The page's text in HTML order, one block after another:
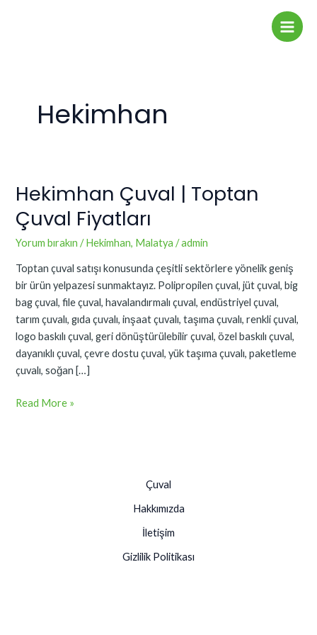
Main
Hekimhan
Hekimhan Çuval | Toptan
Çuval Fiyatları
Yorum bırakın /Hekimhan, Malatya /admin
Toptan çuval satışı konusunda çeşitli sektörlere yönelik geniş
bir ürün yelpazesi sunmaktayız. Polipropilen çuval, jüt çuval, big
bag çuval, file çuval, havalandırmalı çuval, endüstriyel çuval,
tarım çuvalı, gıda çuvalı, inşaat çuvalı, taşıma çuvalı, renkli çuval,
logo baskılı çuval, geri dönüştürülebilir çuval, özel baskılı çuval,
dayanıklı çuval, çevre dostu çuval, yük taşıma çuvalı, paketleme
çuvalı, soğan […]
Hekimhan
|
Toptan
Fiyatları
Read More »
Çuval
Hakkımızda
İletişim
Gizlilik Politikası